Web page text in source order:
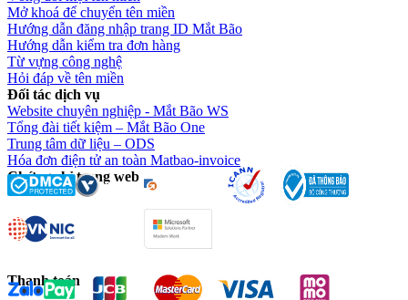
Mở khoá để chuyển tên miền
Hướng dẫn đăng nhập trang ID Mắt Bão
Hướng dẫn kiểm tra đơn hàng
Từ vựng công nghệ
Hỏi đáp về tên miền
Đối tác dịch vụ
Website chuyên nghiệp - Mắt Bão WS
Tổng đài tiết kiệm – Mắt Bão One
Trung tâm dữ liệu – ODS
Hóa đơn điện tử an toàn Matbao-invoice
Chứng chỉ trang web
Thanh toán